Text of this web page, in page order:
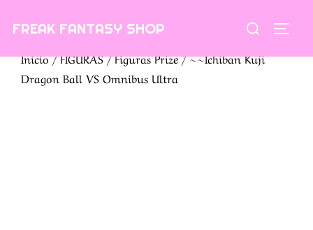
FREAK FANTASY SHOP Buscar:
Inicio/FIGURAS/Figuras Prize/ ~~Ichiban Kuji
Dragon Ball VS Omnibus Ultra